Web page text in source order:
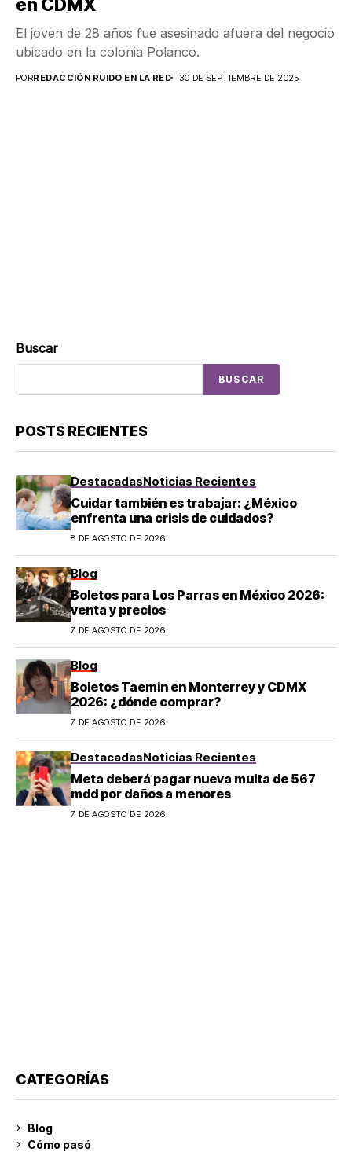
en CDMX
El joven de 28 años fue asesinado afuera del negocio
ubicado en la colonia Polanco.
PORREDACCIÓN RUIDO EN LA RED 30 DE SEPTIEMBRE DE 2025
Buscar
BUSCAR
POSTS RECIENTES
DestacadasNoticias Recientes
Cuidar también es trabajar: ¿México
enfrenta una crisis de cuidados?
8 DE AGOSTO DE 2026
Blog
Boletos para Los Parras en México 2026:
venta y precios
7 DE AGOSTO DE 2026
Blog
Boletos Taemin en Monterrey y CDMX
2026: ¿dónde comprar?
7 DE AGOSTO DE 2026
DestacadasNoticias Recientes
Meta deberá pagar nueva multa de 567
mdd por daños a menores
7 DE AGOSTO DE 2026
CATEGORÍAS
Blog
Cómo pasó